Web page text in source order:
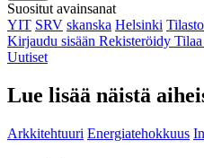
Suositut avainsanat
YIT SRV skanska Helsinki
Kirjaudu sisään Rekisteröidy
Uutiset
Lue lisää näistä
Arkkitehtuuri Energiatehokkuus